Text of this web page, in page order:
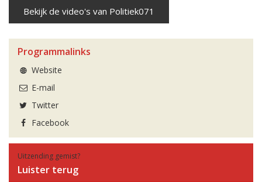
Bekijk de video's van Politiek071
Programmalinks
Website
E-mail
Twitter
Facebook
Uitzending gemist?
Luister terug